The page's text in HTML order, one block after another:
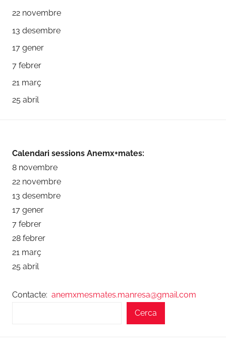
22 novembre
13 desembre
17 gener
7 febrer
21 març
25 abril
Calendari sessions Anemx+mates:
8 novembre
22 novembre
13 desembre
17 gener
7 febrer
28 febrer
21 març
25 abril
Contacte: anemxmesmates.manresa@gmail.com
Cerca